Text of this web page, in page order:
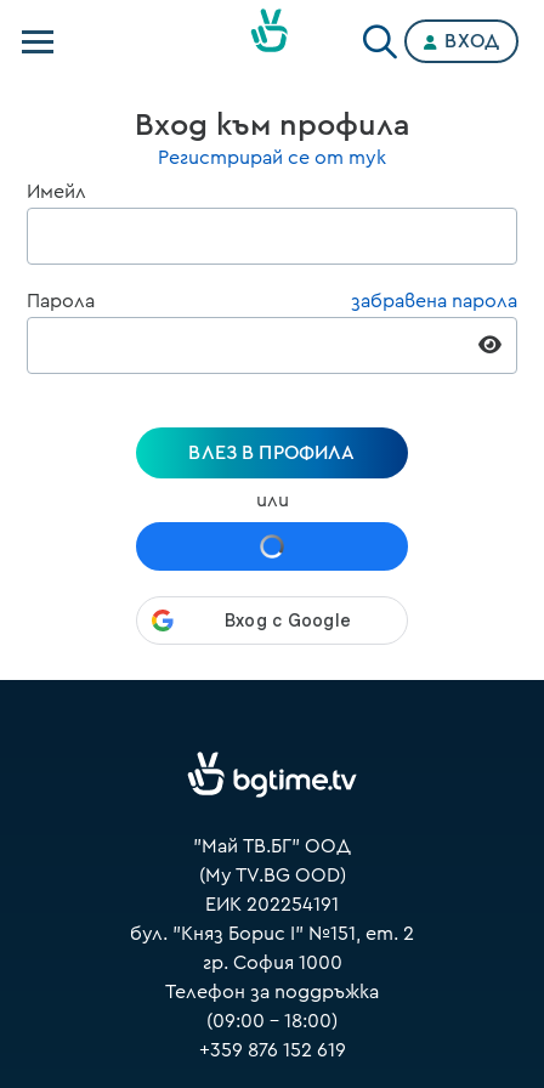
Категории
ВХОД
Вход към профила
Регистрирай се от тук
Имейл
Парола забравена парола
ВЛЕЗ В ПРОФИЛА
или
"Май ТВ.БГ" ООД
(My TV.BG OOD)
ЕИК 202254191
бул. "Княз Борис I" №151, ет. 2
гр. София 1000
Телефон за поддръжка
(09:00 – 18:00)
+359 876 152 619